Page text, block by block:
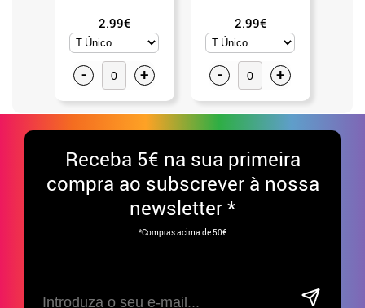
2.99€
- +
2.99€
- +
Receba 5€ na sua primeira
compra ao subscrever à nossa
newsletter *
*Compras acima de 50€